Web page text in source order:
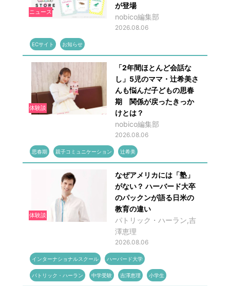
ニュース
が登場
nobico編集部
2026.08.06
ECサイト お知らせ
体験談
「2年間ほとんど会話な
し」5児のママ・辻希美さ
んも悩んだ子どもの思春
期 関係が戻ったきっか
けとは？
nobico編集部
2026.08.06
思春期 親子コミュニケーション 辻希美
体験談
なぜアメリカには「塾」
がない？ ハーバード大卒
のパックンが語る日米の
教育の違い
パトリック・ハーラン,吉
澤恵理
2026.08.06
インターナショナルスクール ハーバード大学
パトリック・ハーラン 中学受験 吉澤恵理 小学生